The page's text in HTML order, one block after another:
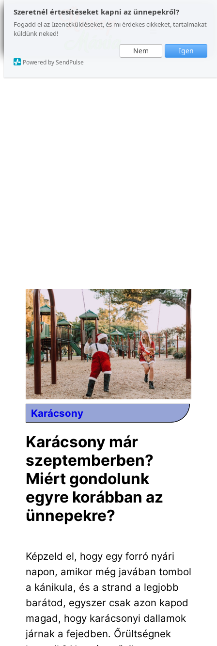
Szeretnél értesítéseket kapni az ünnepekről?
Fogadd el az üzenetküldéseket, és mi érdekes cikkeket, tartalmakat
küldünk neked!
Nem Igen
Powered by SendPulse
Ugrás
tartalomhoz
Karácsony
Karácsony már
szeptemberben?
Miért gondolunk
egyre korábban az
ünnepekre?
Képzeld el, hogy egy forró nyári
napon, amikor még javában tombol
a kánikula, és a strand a legjobb
barátod, egyszer csak azon kapod
magad, hogy karácsonyi dallamok
járnak a fejedben. Őrültségnek